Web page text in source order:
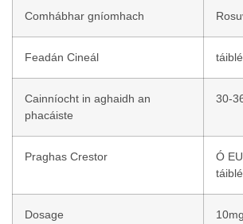
Comhábhar gníomhach
Feadán Cineál
Cainníocht in aghaidh an
phacáiste
30-
Praghas Crestor
Ó
Dosage